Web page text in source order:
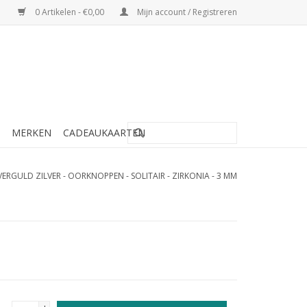
0 Artikelen - €0,00 Mijn account / Registreren
MERKEN CADEAUKAARTEN
ZILVER - OORKNOPPEN - SOLITAIR - ZIRKONIA - 3 MM